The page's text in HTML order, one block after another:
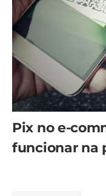
Pix no e-
funcionar na